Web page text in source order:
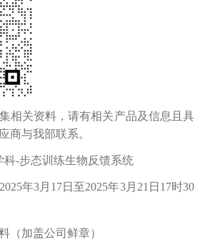
相关资料，请有相关产品及信息且具
商与我部联系。
科-步态训练生物反馈系统
2025年3月 17日至2025年3月 21 日 17时30
（加盖公司鲜章）